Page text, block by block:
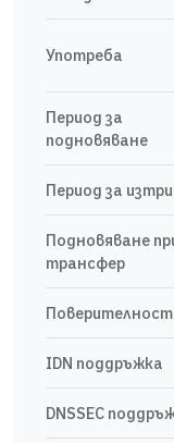
Употреба
Период за
подновяване
Период за
Подновяване
трансфер
Поверителност
IDN поддръжка
DNSSEC